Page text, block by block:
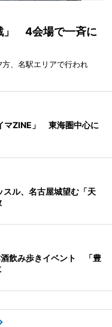
」 4会場で一斉に
方、名駅エリアで行われ
マZINE」 東海圏中心に
スル、名古屋城望む「天
飲み歩きイベント 「豊